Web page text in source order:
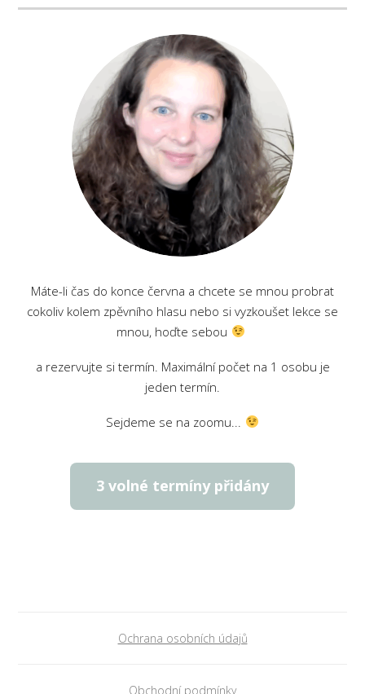
Máte-li čas do konce června a chcete se mnou probrat
cokoliv kolem zpěvního hlasu nebo si vyzkoušet lekce se
mnou, hoďte sebou
a rezervujte si termín. Maximální počet na 1 osobu je
jeden termín.
Sejdeme se na zoomu...
3 volné termíny přidány
Ochrana osobních údajů
Obchodní podmínky